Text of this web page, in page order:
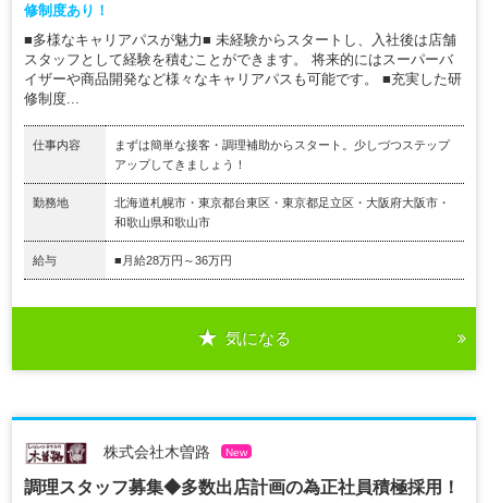
修制度あり！
■多様なキャリアパスが魅力■ 未経験からスタートし、入社後は店舗
スタッフとして経験を積むことができます。 将来的にはスーパーバ
イザーや商品開発など様々なキャリアパスも可能です。 ■充実した研
修制度...
仕事内容
まずは簡単な接客・調理補助からスタート。少しづつステップ
アップしてきましょう！
勤務地
北海道札幌市・東京都台東区・東京都足立区・大阪府大阪市・
和歌山県和歌山市
給与 ■月給28万円～36万円
気になる
株式会社木曽路 New
調理スタッフ募集◆多数出店計画の為正社員積極採用！